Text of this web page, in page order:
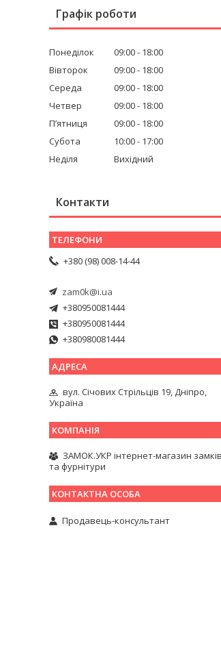
Графік роботи
Понеділок 09:00
18:00
Вівторок
09:00
18:00
Середа
09:00
18:00
Четвер
09:00
18:00
Пʼятниця
09:00
18:00
Субота
10:00
17:00
Неділя
Вихідний
Контакти
+380 (98) 008-14-44
zam0k@i.ua
+380950081444
+380950081444
+380980081444
вул. Січових Стрільців 19, Дніпро,
Україна
ЗАМОК.УКР інтернет-магазин замків
та фурнітури
Продавець-консультант